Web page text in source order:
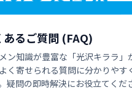
あるご質問 (FAQ)
ン知識が豊富な「光沢キララ」
く寄せられる質問に分かりやす
疑問の即時解決にお役立てくだ